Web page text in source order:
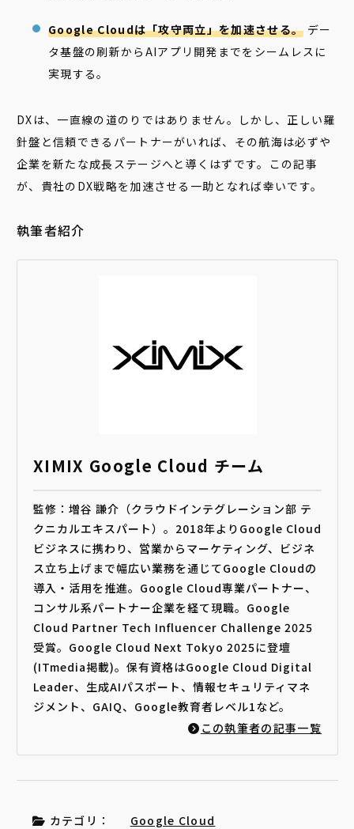
Google Cloudは「攻守両立」を加速させる。 デー
タ基盤の刷新からAIアプリ開発までをシームレスに
実現する。
DXは、一直線の道のりではありません。しかし、正しい羅
針盤と信頼できるパートナーがいれば、その航海は必ずや
企業を新たな成長ステージへと導くはずです。この記事
が、貴社のDX戦略を加速させる一助となれば幸いです。
執筆者紹介
XIMIX Google Cloud チーム
監修：増谷 謙介（クラウドインテグレーション部 テ
クニカルエキスパート）。2018年よりGoogle Cloud
ビジネスに携わり、営業からマーケティング、ビジネ
ス立ち上げまで幅広い業務を通じてGoogle Cloudの
導入・活用を推進。Google Cloud専業パートナー、
コンサル系パートナー企業を経て現職。Google
Cloud Partner Tech Influencer Challenge 2025
受賞。Google Cloud Next Tokyo 2025に登壇
(ITmedia掲載)。保有資格はGoogle Cloud Digital
Leader、生成AIパスポート、情報セキュリティマネ
ジメント、GAIQ、Google教育者レベル1など。
この執筆者の記事一覧
カテゴリ： Google Cloud